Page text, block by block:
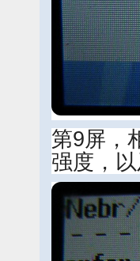
第9屏，
强度，以